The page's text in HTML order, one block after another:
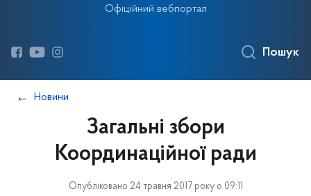
Офіційний вебпортал
Пошук
Новини
Загальні збори
Координаційної ради
Опубліковано 24 травня 2017 року о 09:11